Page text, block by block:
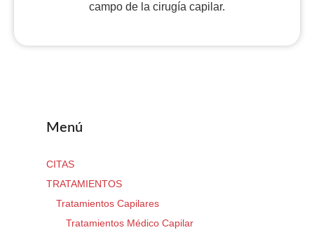
campo de la cirugía capilar.
Menú
CITAS
TRATAMIENTOS
Tratamientos Capilares
Tratamientos Médico Capilar